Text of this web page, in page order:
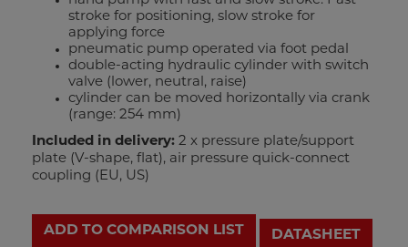
stroke for positioning, slow stroke for
applying force
pneumatic pump operated via foot pedal
double-acting hydraulic cylinder with switch
valve (lower, neutral, raise)
cylinder can be moved horizontally via crank
(range: 254 mm)
Included in delivery: 2 x pressure plate/support
plate (V-shape, flat), air pressure quick-connect
coupling (EU, US)
ADD TO COMPARISON LIST DATASHEET